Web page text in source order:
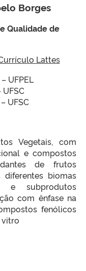
Borges
Qualidade de
Lattes
UFPEL
UFSC
Vegetais, com
e compostos
de frutos
biomas
e subprodutos
com ênfase na
fenólicos
vitro